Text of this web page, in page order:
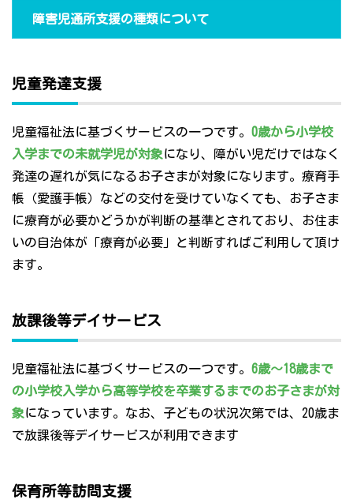
障害児通所支援の種類について
児童発達支援
児童福祉法に基づくサービスの一つです。 0歳から小学校
入学までの未就学児が対象になり、障がい児だけではなく
発達の遅れが気になるお子さまが対象になります。療育手
帳（愛護手帳）などの交付を受けていなくても、お子さま
に療育が必要かどうかが判断の基準とされており、お住ま
いの自治体が「療育が必要」と判断すればご利用して頂け
ます。
放課後等デイサービス
児童福祉法に基づくサービスの一つです。 6歳～18歳まで
の小学校入学から高等学校を卒業するまでのお子さまが対
象になっています。なお、子どもの状況次第では、20歳ま
で放課後等デイサービスが利用できます
保育所等訪問支援